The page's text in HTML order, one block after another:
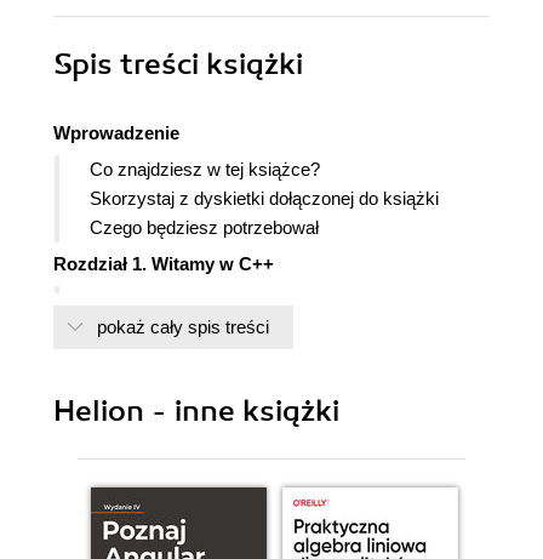
Spis treści książki
Wprowadzenie
Co znajdziesz w tej książce?
Skorzystaj z dyskietki dołączonej do książki
Czego będziesz potrzebował
Rozdział 1. Witamy w C++
Nasz pierwszy przykład
Dodawanie do programu kodu języka C++
Wszystko o klasach i obiektach języka C++
Co to jest obiekt?
pokaż cały spis treści
Helion - inne książki